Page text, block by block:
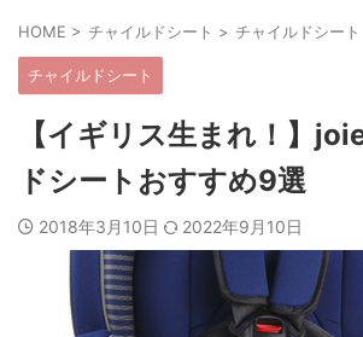
HOME > チャイルドシート > チャイルドシート
チャイルドシート
【イギリス生まれ！】
ドシートおすすめ9選
2018年3月10日 2022年9月10日